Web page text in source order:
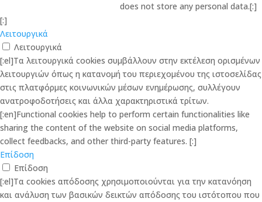
does not store any personal data.[:]
[:]
Λειτουργικά
Λειτουργικά
[:el]Τα λειτουργικά cookies συμβάλλουν στην εκτέλεση ορισμένων
λειτουργιών όπως η κατανομή του περιεχομένου της ιστοσελίδας
στις πλατφόρμες κοινωνικών μέσων ενημέρωσης, συλλέγουν
ανατροφοδοτήσεις και άλλα χαρακτηριστικά τρίτων.
[:en]Functional cookies help to perform certain functionalities like
sharing the content of the website on social media platforms,
collect feedbacks, and other third-party features. [:]
Επίδοση
Επίδοση
[:el]Τα cookies απόδοσης χρησιμοποιούνται για την κατανόηση
και ανάλυση των βασικών δεικτών απόδοσης του ιστότοπου που